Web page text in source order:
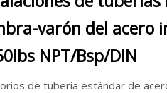
varón del acero
NPT/Bsp/DIN
de tubería estándar de